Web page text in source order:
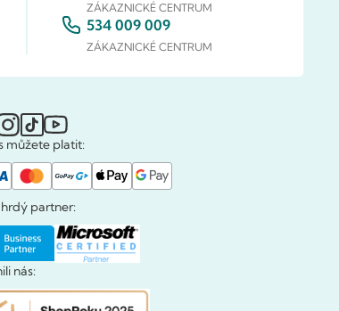
ZÁKAZNICKÉ CENTRUM
534 009 009
ZÁKAZNICKÉ CENTRUM
můžete platit:
hrdý partner:
nás: